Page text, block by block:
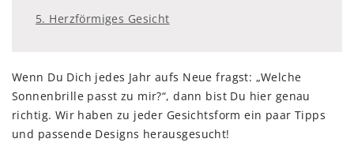
5. Herzförmiges Gesicht
Wenn Du Dich jedes Jahr aufs Neue fragst: „Welche
Sonnenbrille passt zu mir?“, dann bist Du hier genau
richtig. Wir haben zu jeder Gesichtsform ein paar Tipps
und passende Designs herausgesucht!